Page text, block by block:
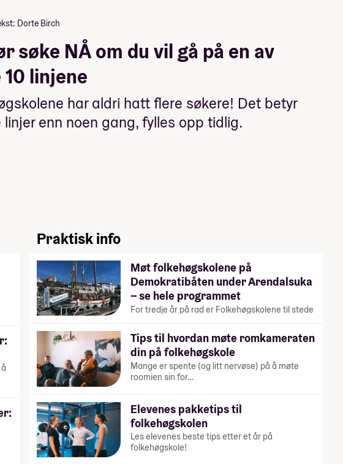
Dorte Birch
søke NÅ om du vil gå på en av
linjene
har aldri hatt flere søkere! Det betyr
enn noen gang, fylles opp tidlig.
Praktisk info
Møt folkehøgskolene på
Demokratibåten under Arendalsuka
– se hele programmet
For tredje år på rad er Folkehøgskolene til stede
Tips til hvordan møte romkameraten
din på folkehøgskole
Mange er spente (og litt nervøse) på å møte
roomien sin for…
Elevenes pakketips til
folkehøgskolen
Les elevenes beste tips etter et år på
folkehøgskole!